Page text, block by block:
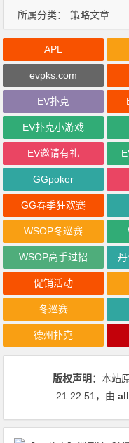
所属分类： 策略文章
APL
evpks.com
EV扑克
EV扑克小游戏
EV邀请有礼
GGpoker
GG春季狂欢赛
WSOP冬巡赛
WSOP高手过招
促销活动
冬巡赛
德州扑克
版权声明：本站
21:22:51 ，由